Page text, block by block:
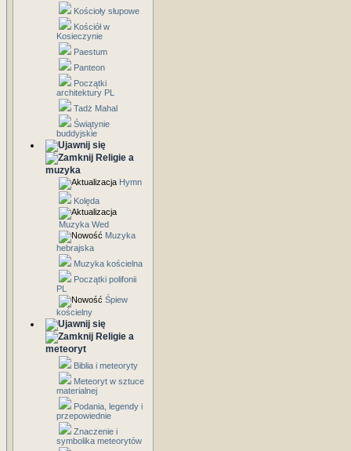
Kościoły słupowe
Kościół w
Kosieczynie
Paestum
Panteon
Początki
architektury PL
Tadż Mahal
Świątynie
buddyjskie
Religie a
muzyka
Hymn
Kolęda
Muzyka Wed
Muzyka
hebrajska
Muzyka kościelna
Początki polifonii
PL
Śpiew
kościelny
Religie a
meteoryt
Biblia i meteoryty
Meteoryt w sztuce
materialnej
Podania, legendy i
przepowiednie
Znaczenie i
symbolika meteorytów